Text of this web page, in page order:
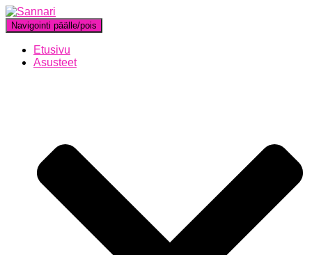
Navigointi päälle/pois
Etusivu
Asusteet